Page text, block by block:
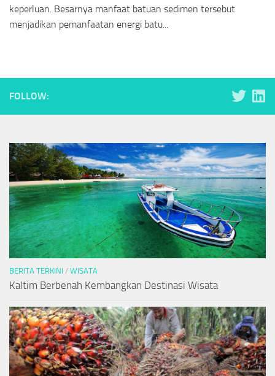
keperluan. Besarnya manfaat batuan sedimen tersebut
menjadikan pemanfaatan energi batu...
FOLLOW:
BERITA TERKINI / WISATA
Kaltim Berbenah Kembangkan Destinasi Wisata